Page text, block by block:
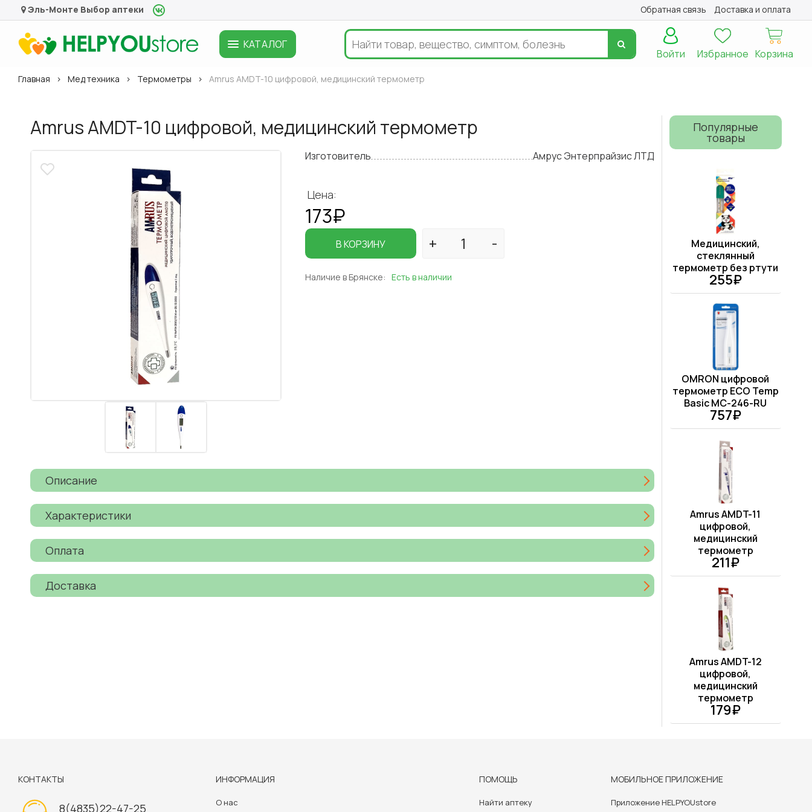
Эль-Монте Выбор аптеки Обратная связь Доставка и оплата
КАТАЛОГ
Корзина
Избранное
Войти
Главная Мед техника Термометры Amrus AMDT-10 цифровой, медицинский термометр
Amrus AMDT-10 цифровой, медицинский термометр
Изготовитель Амрус Энтерпрайзис ЛТД
Цена:
173₽
В КОРЗИНУ
Наличие в Брянске: Есть в наличии
Описание
Характеристики
Оплата
Доставка
Популярные
товары
Медицинский,
стеклянный
термометр без ртути
255₽
OMRON цифровой
термометр ECO Temp
Basic MC-246-RU
757₽
Amrus AMDT-11
цифровой,
медицинский
термометр
211₽
Amrus AMDT-12
цифровой,
медицинский
термометр
179₽
КОНТАКТЫ
8(4835)22-47-25
ИНФОРМАЦИЯ
О нас
ПОМОЩЬ
Найти аптеку
МОБИЛЬНОЕ ПРИЛОЖЕНИЕ
Приложение HELPYOUstore